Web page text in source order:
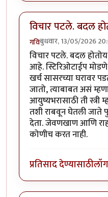
विचार पटले. बदल
गविबुधवार, 13/05/2026
विचार पटले. बदल
आहे. स्टिरिओटाईप
खर्च सासरच्या घरावर
जातो, त्याबाबत असं
आयुष्यभरासाठी ती
तशी राबवून घेतली जाते
देता. जेवणखाण आणि
कोणीच करत नाही.
प्रतिसाद देण्यासाठी